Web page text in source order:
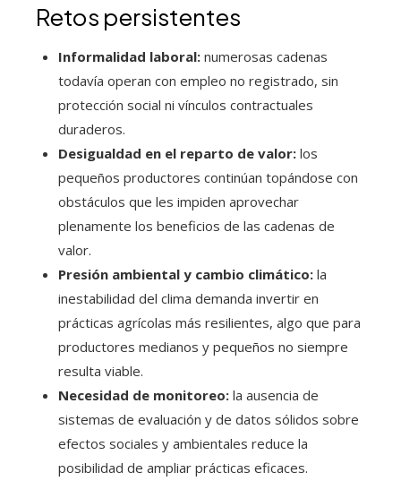
Retos persistentes
Informalidad laboral: numerosas cadenas
todavía operan con empleo no registrado, sin
protección social ni vínculos contractuales
duraderos.
Desigualdad en el reparto de valor: los
pequeños productores continúan topándose con
obstáculos que les impiden aprovechar
plenamente los beneficios de las cadenas de
valor.
Presión ambiental y cambio climático: la
inestabilidad del clima demanda invertir en
prácticas agrícolas más resilientes, algo que para
productores medianos y pequeños no siempre
resulta viable.
Necesidad de monitoreo: la ausencia de
sistemas de evaluación y de datos sólidos sobre
efectos sociales y ambientales reduce la
posibilidad de ampliar prácticas eficaces.